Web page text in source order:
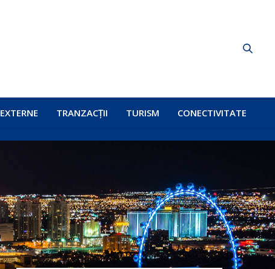
EXTERNE TRANZACȚII TURISM CONECTIVITATE